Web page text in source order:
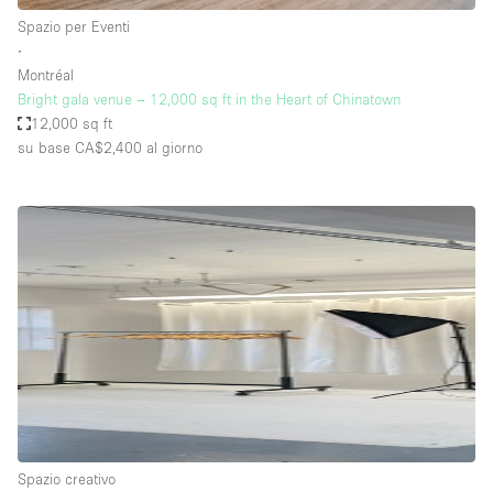
Spazio per Eventi
∙
Montréal
Bright gala venue – 12,000 sq ft in the Heart of Chinatown
12,000 sq ft
su base CA$2,400 al giorno
Spazio creativo